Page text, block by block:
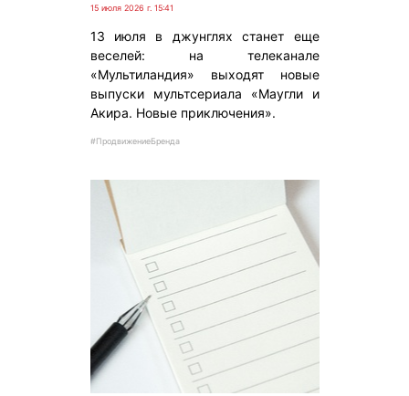
15 июля 2026 г. 15:41
13 июля в джунглях станет еще
веселей: на телеканале
«Мультиландия» выходят новые
выпуски мультсериала «Маугли и
Акира. Новые приключения».
#ПродвижениеБренда